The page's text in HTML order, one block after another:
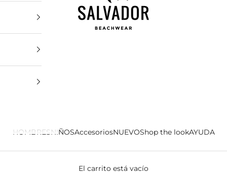
HOMBRESNIÑOSAccesoriosNUEVOShop the lookAYUDA
El carrito está vacío